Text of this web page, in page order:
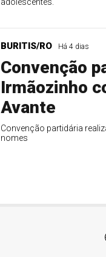
adolescentes.
BURITIS/RO Há 4 dias
Convenção
Irmãozinho
Avante
Convenção partidária
nomes